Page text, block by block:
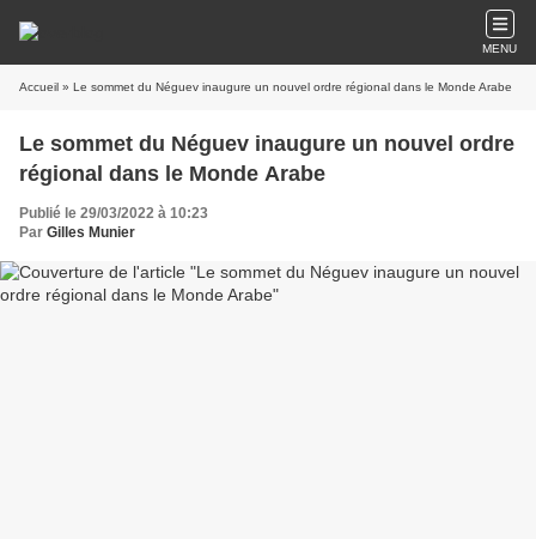
MENU
Accueil » Le sommet du Néguev inaugure un nouvel ordre régional dans le Monde Arabe
Le sommet du Néguev inaugure un nouvel ordre
régional dans le Monde Arabe
Publié le 29/03/2022 à 10:23
Par Gilles Munier